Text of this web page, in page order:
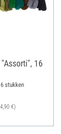
16
stukken
€)